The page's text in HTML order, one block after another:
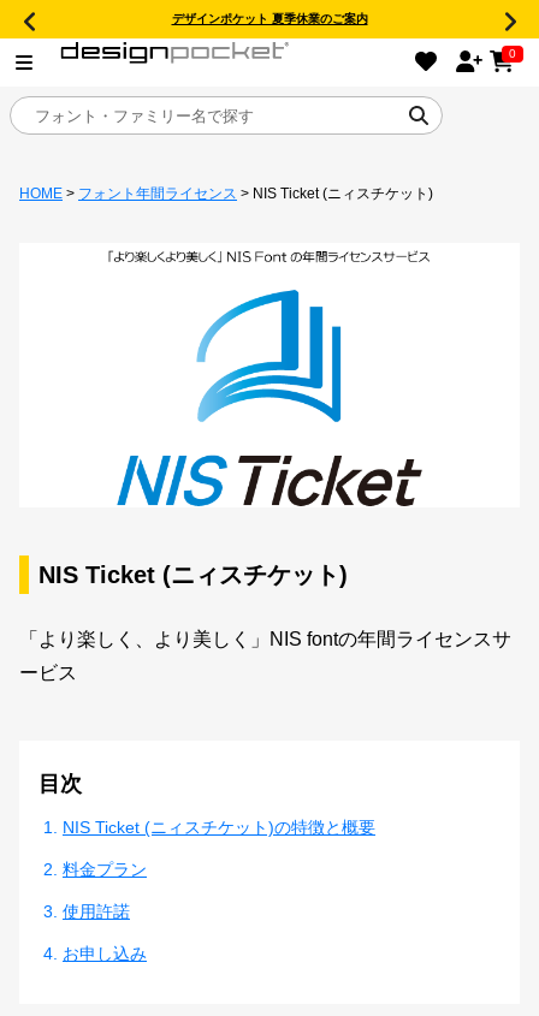
デザインポケット 夏季休業のご案内
0
目的別フォントガイド
キャンペーン一覧
カート
お気に入り
ご利用ガイド
HOME > フォント年間ライセンス > NIS Ticket (ニィスチケット)
NIS Ticket (ニィスチケット)
「より楽しく、より美しく」NIS fontの年間ライセンスサ
ービス
目次
NIS Ticket (ニィスチケット)の特徴と概要
料金プラン
使用許諾
お申し込み